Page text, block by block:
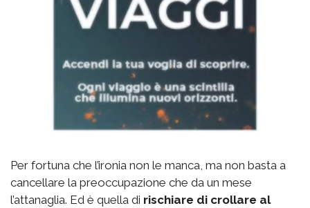
Per fortuna che l’ironia non le manca, ma non basta a
cancellare la preoccupazione che da un mese
l’attanaglia. Ed è quella di rischiare di crollare al